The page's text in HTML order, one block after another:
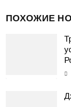
ПОХОЖИЕ